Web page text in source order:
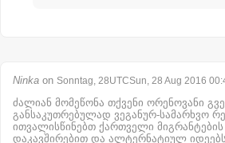
Ninka on Sonntag, 28UTCSun, 28 Aug 2016
ძალიან მომეწონა თქვენი ორენოვანი
განსაკუთრებულად ვეგანურ-სამარხვო
ითვალისწინებთ ქართველი
დაკავშირებით და ალტერნატიულ